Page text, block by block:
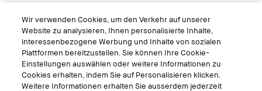
Wir verwenden Cookies, um den Verkehr auf unserer
Website zu analysieren, Ihnen personalisierte Inhalte,
interessenbezogene Werbung und Inhalte von sozialen
Plattformen bereitzustellen. Sie können Ihre Cookie-
Einstellungen auswählen oder weitere Informationen zu
Cookies erhalten, indem Sie auf Personalisieren klicken.
Weitere Informationen erhalten Sie ausserdem jederzeit